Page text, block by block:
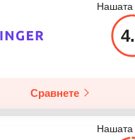
$
Повече подробности
Нашата
Сравнете
Нашата